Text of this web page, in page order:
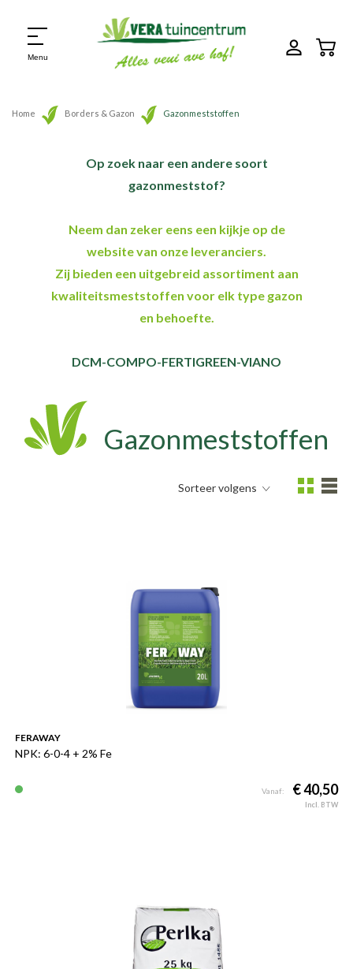
Menu
Home Borders & Gazon Gazonmeststoffen
Op zoek naar een andere soort
gazonmeststof?
Neem dan zeker eens een kijkje op de
website van onze leveranciers.
Zij bieden een uitgebreid assortiment aan
kwaliteitsmeststoffen voor elk type gazon
en behoefte.
DCM-COMPO-FERTIGREEN-VIANO
Gazonmeststoffen
Sorteer volgens
FERAWAY
NPK: 6-0-4 + 2% Fe
Vanaf: € 40,50
Incl. BTW